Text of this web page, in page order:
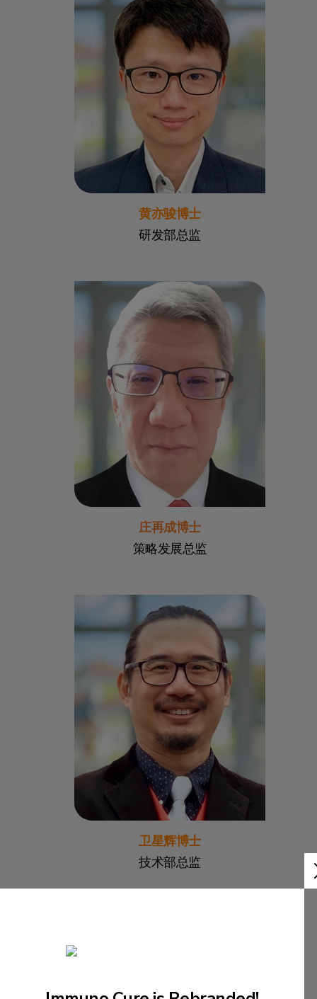
黄亦骏博士
研发部总监
庄再成博士
策略发展总监
卫星辉博士
技术部总监